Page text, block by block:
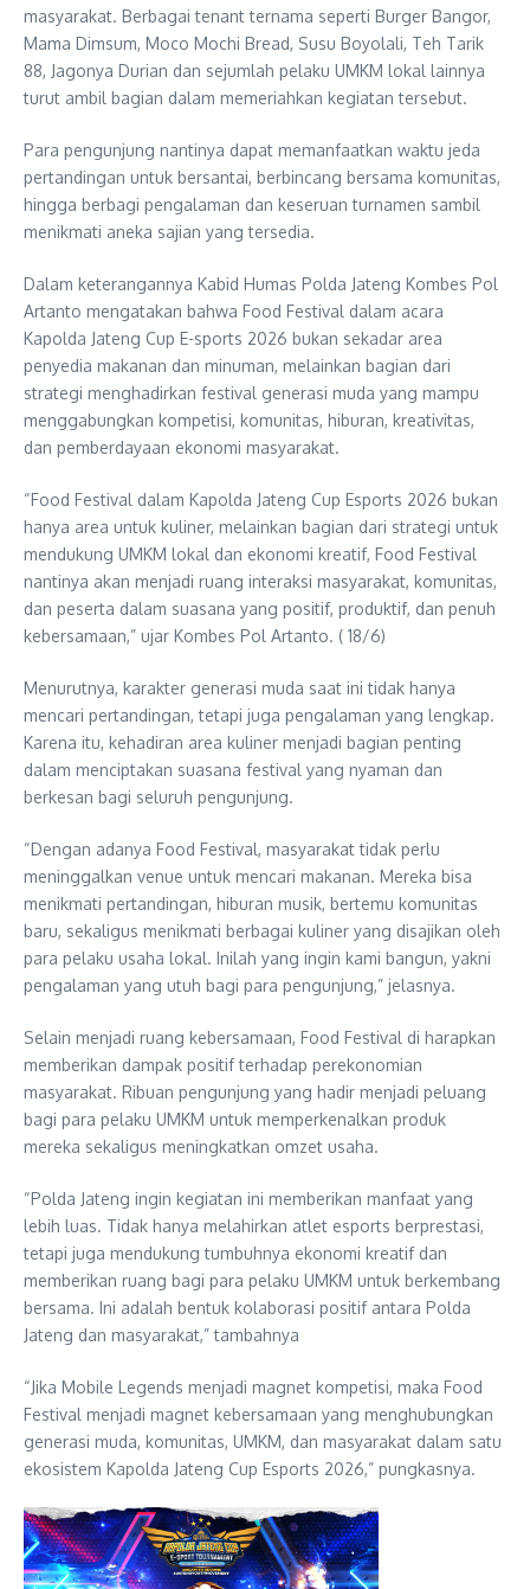
masyarakat. Berbagai tenant ternama seperti Burger Bangor,
Mama Dimsum, Moco Mochi Bread, Susu Boyolali, Teh Tarik
88, Jagonya Durian dan sejumlah pelaku UMKM lokal lainnya
turut ambil bagian dalam memeriahkan kegiatan tersebut.
Para pengunjung nantinya dapat memanfaatkan waktu jeda
pertandingan untuk bersantai, berbincang bersama komunitas,
hingga berbagi pengalaman dan keseruan turnamen sambil
menikmati aneka sajian yang tersedia.
Dalam keterangannya Kabid Humas Polda Jateng Kombes Pol
Artanto mengatakan bahwa Food Festival dalam acara
Kapolda Jateng Cup E-sports 2026 bukan sekadar area
penyedia makanan dan minuman, melainkan bagian dari
strategi menghadirkan festival generasi muda yang mampu
menggabungkan kompetisi, komunitas, hiburan, kreativitas,
dan pemberdayaan ekonomi masyarakat.
“Food Festival dalam Kapolda Jateng Cup Esports 2026 bukan
hanya area untuk kuliner, melainkan bagian dari strategi untuk
mendukung UMKM lokal dan ekonomi kreatif, Food Festival
nantinya akan menjadi ruang interaksi masyarakat, komunitas,
dan peserta dalam suasana yang positif, produktif, dan penuh
kebersamaan,” ujar Kombes Pol Artanto. ( 18/6)
Menurutnya, karakter generasi muda saat ini tidak hanya
mencari pertandingan, tetapi juga pengalaman yang lengkap.
Karena itu, kehadiran area kuliner menjadi bagian penting
dalam menciptakan suasana festival yang nyaman dan
berkesan bagi seluruh pengunjung.
“Dengan adanya Food Festival, masyarakat tidak perlu
meninggalkan venue untuk mencari makanan. Mereka bisa
menikmati pertandingan, hiburan musik, bertemu komunitas
baru, sekaligus menikmati berbagai kuliner yang disajikan oleh
para pelaku usaha lokal. Inilah yang ingin kami bangun, yakni
pengalaman yang utuh bagi para pengunjung,” jelasnya.
Selain menjadi ruang kebersamaan, Food Festival di harapkan
memberikan dampak positif terhadap perekonomian
masyarakat. Ribuan pengunjung yang hadir menjadi peluang
bagi para pelaku UMKM untuk memperkenalkan produk
mereka sekaligus meningkatkan omzet usaha.
“Polda Jateng ingin kegiatan ini memberikan manfaat yang
lebih luas. Tidak hanya melahirkan atlet esports berprestasi,
tetapi juga mendukung tumbuhnya ekonomi kreatif dan
memberikan ruang bagi para pelaku UMKM untuk berkembang
bersama. Ini adalah bentuk kolaborasi positif antara Polda
Jateng dan masyarakat,” tambahnya
“Jika Mobile Legends menjadi magnet kompetisi, maka Food
Festival menjadi magnet kebersamaan yang menghubungkan
generasi muda, komunitas, UMKM, dan masyarakat dalam satu
ekosistem Kapolda Jateng Cup Esports 2026,” pungkasnya.